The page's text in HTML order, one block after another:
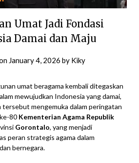
Umat Jadi Fondasi
Damai dan Maju
January 4, 2026 by Kiky
umat beragama kembali ditegaskan
mewujudkan Indonesia yang damai,
tersebut mengemuka dalam peringatan
80 Kementerian Agama Republik
Gorontalo, yang menjadi
peran strategis agama dalam
bernegara.